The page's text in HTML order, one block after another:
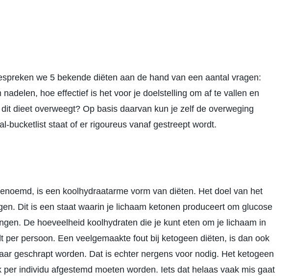
we 5 bekende diëten aan de hand van een aantal vragen:
hoe effectief is het voor je doelstelling om af te vallen en
dieet overweegt? Op basis daarvan kun je zelf de overweging
bucketlist staat of er rigoureus vanaf gestreept wordt.
is een koolhydraatarme vorm van diëten. Het doel van het
Dit is een staat waarin je lichaam ketonen produceert om glucose
De hoeveelheid koolhydraten die je kunt eten om je lichaam in
per persoon. Een veelgemaakte fout bij ketogeen diëten, is dan ook
geschrapt worden. Dat is echter nergens voor nodig. Het ketogeen
individu afgestemd moeten worden. Iets dat helaas vaak mis gaat